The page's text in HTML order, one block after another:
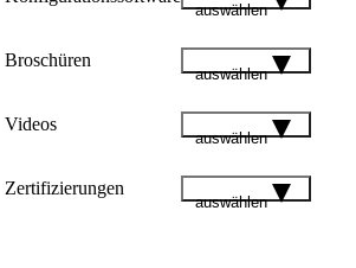
auswählen
Broschüren
auswählen
Videos
auswählen
Zertifizierungen
auswählen